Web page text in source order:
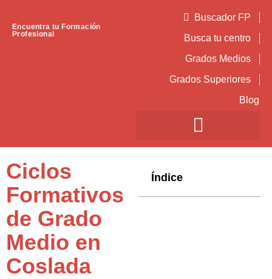
Encuentra tu Formación
Profesional
Buscador FP
Busca tu centro
Grados Medios
Grados Superiores
Blog
Ciclos
Formativos
de Grado
Medio en
Coslada
Índice